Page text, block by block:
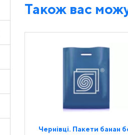
Також вас
Чернівці. Пакети банан